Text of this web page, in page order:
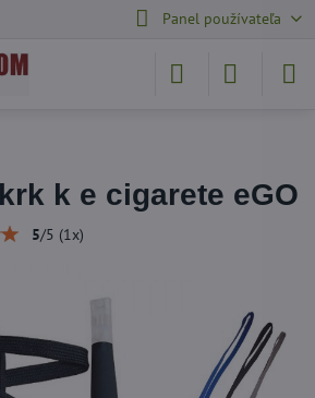
Panel používateľa
k e cigarete eGO
5/5 (1 x)